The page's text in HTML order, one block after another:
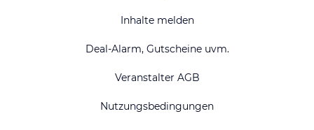
Inhalte melden
Deal-Alarm, Gutscheine uvm.
Veranstalter AGB
Nutzungsbedingungen